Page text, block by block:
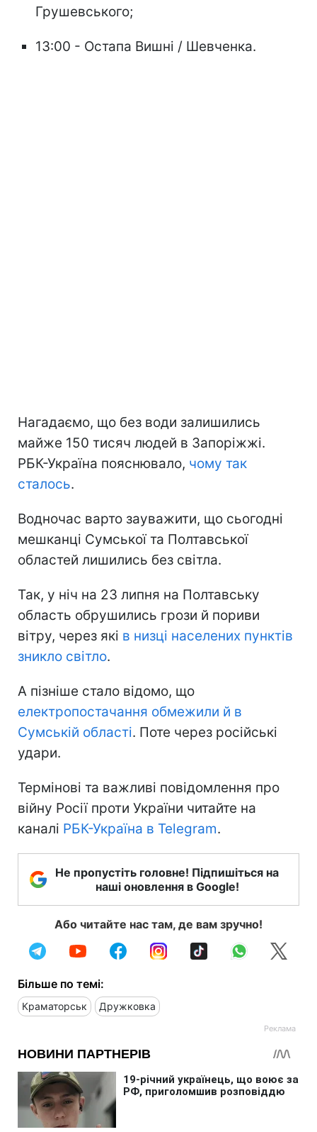
Грушевського;
13:00 - Остапа Вишні / Шевченка.
Нагадаємо, що без води залишились
майже 150 тисяч людей в Запоріжжі.
РБК-Україна пояснювало, чому так
сталось.
Водночас варто зауважити, що сьогодні
мешканці Сумської та Полтавської
областей лишились без світла.
Так, у ніч на 23 липня на Полтавську
область обрушились грози й пориви
вітру, через які в низці населених пунктів
зникло світло.
А пізніше стало відомо, що
електропостачання обмежили й в
Сумській області. Поте через російські
удари.
Термінові та важливі повідомлення про
війну Росії проти України читайте на
каналі РБК-Україна в Telegram.
Не пропустіть головне! Підпишіться на
наші оновлення в Google!
Або читайте нас там, де вам зручно!
Більше по темі:
Краматорськ Дружковка